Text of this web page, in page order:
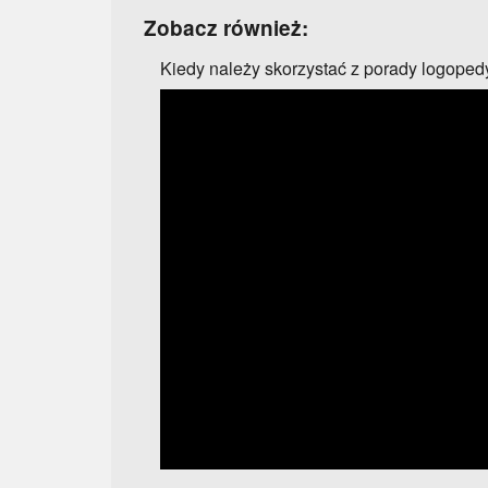
Zobacz również:
Kiedy należy skorzystać z porady